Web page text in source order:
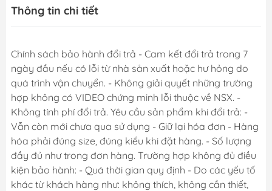
Thông tin chi tiết
Chính sách bảo hành đổi trả - Cam kết đổi trả trong 7
ngày đầu nếu có lỗi từ nhà sản xuất hoặc hư hỏng do
quá trình vận chuyển. - Không giải quyết những trường
hợp không có VIDEO chứng minh lỗi thuộc về NSX. -
Không tính phí đổi trả. Yêu cầu sản phẩm khi đổi trả: -
Vẫn còn mới chưa qua sử dụng - Giữ lại hóa đơn - Hàng
hóa phải đúng size, đúng kiểu khi đặt hàng. - Số lượng
đầy đủ như trong đơn hàng. Trường hợp không đủ điều
kiện bảo hành: - Quá thời gian quy định - Do các yếu tố
khác từ khách hàng như: không thích, không cần thiết,